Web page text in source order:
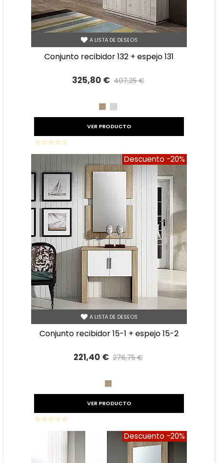
A LISTA DE DESEOS
conjunto recibidor 132 + espejo 131
325,80 € 407,25 €
CAMBRIAN
VER PRODUCTO
Descuento -20%
A LISTA DE DESEOS
conjunto recibidor 15-1 + espejo 15-2
221,40 € 276,75 €
CAMBRIAN
VER PRODUCTO
Descuento -20%